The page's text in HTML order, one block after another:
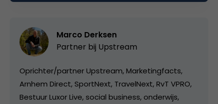
Marco Derksen
Partner bij Upstream
Oprichter/partner Upstream, Marketingfacts,
Arnhem Direct, SportNext, TravelNext, RvT VPRO,
Bestuur Luxor Live, social business, onderwijs,